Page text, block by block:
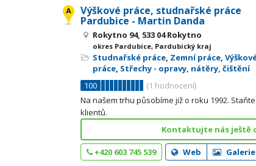
Výškové práce, studnařské práce
Pardubice - Martin Danda
Rokytno 94, 533 04 Rokytno
okres Pardubice, Pardubický kraj
Studnařské práce, Zemní práce,
práce, Střechy - opravy, nátěry, čištění
100
(1 hodnocení)
Na našem trhu působíme již o roku 1992.
klientů.
Kontaktujte nás ještě
+420 603 745 539 Web Galerie